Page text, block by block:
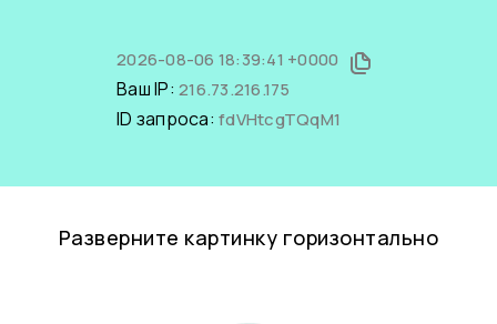
2026-08-06 18:39:41 +0000
Ваш IP: 216.73.216.175
ID запроса: fdVHtcgTQqM1
Разверните картинку горизонтально